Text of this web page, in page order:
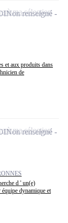
et aux produits dans
de
Non renseigné
à ma sélection
d ' un(e)
équipe dynamique et
Non renseigné
à ma sélection